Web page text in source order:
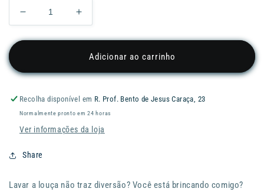
Diminuir
a
quantidade
DONKEY
Curls
-
Lemon
Aumentar
a
quantidade
DONKEY
Curls
-
Lemon
Adicionar ao carrinho
Recolha disponível em R. Prof. Bento de Jesus Caraça, 23
Normalmente pronto em 24 horas
Ver informações da loja
Share
Lavar a louça não traz diversão? Você está brincando comigo?